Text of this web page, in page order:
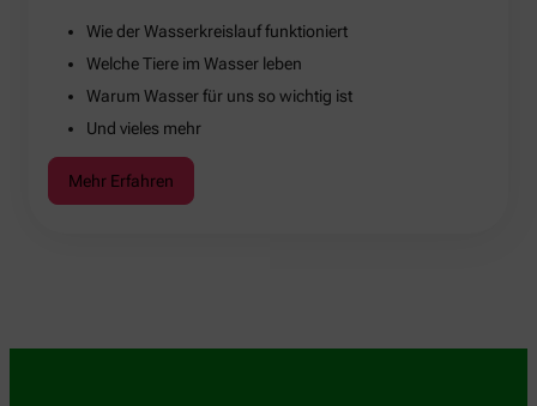
Wie der Wasserkreislauf funktioniert
Welche Tiere im Wasser leben
Warum Wasser für uns so wichtig ist
Und vieles mehr
Mehr Erfahren